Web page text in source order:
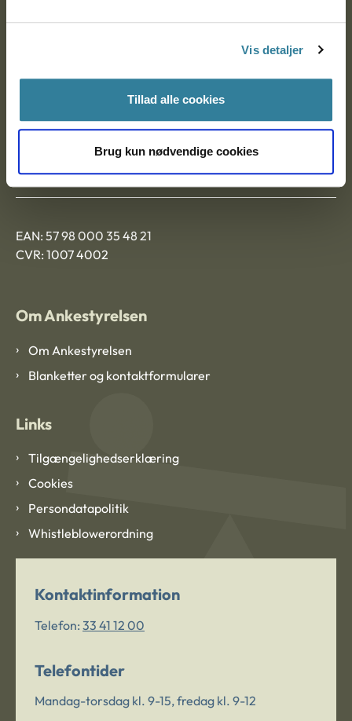
Vis detaljer
Tillad alle cookies
Brug kun nødvendige cookies
Ankestyrelsen Aalborg
Ankestyrelsen København
EAN: 57 98 000 35 48 21
CVR: 1007 4002
Om Ankestyrelsen
Om Ankestyrelsen
Blanketter og kontaktformularer
Links
Tilgængelighedserklæring
Cookies
Persondatapolitik
Whistleblowerordning
Kontaktinformation
Telefon: 33 41 12 00
Telefontider
Mandag-torsdag kl. 9-15, fredag kl. 9-12